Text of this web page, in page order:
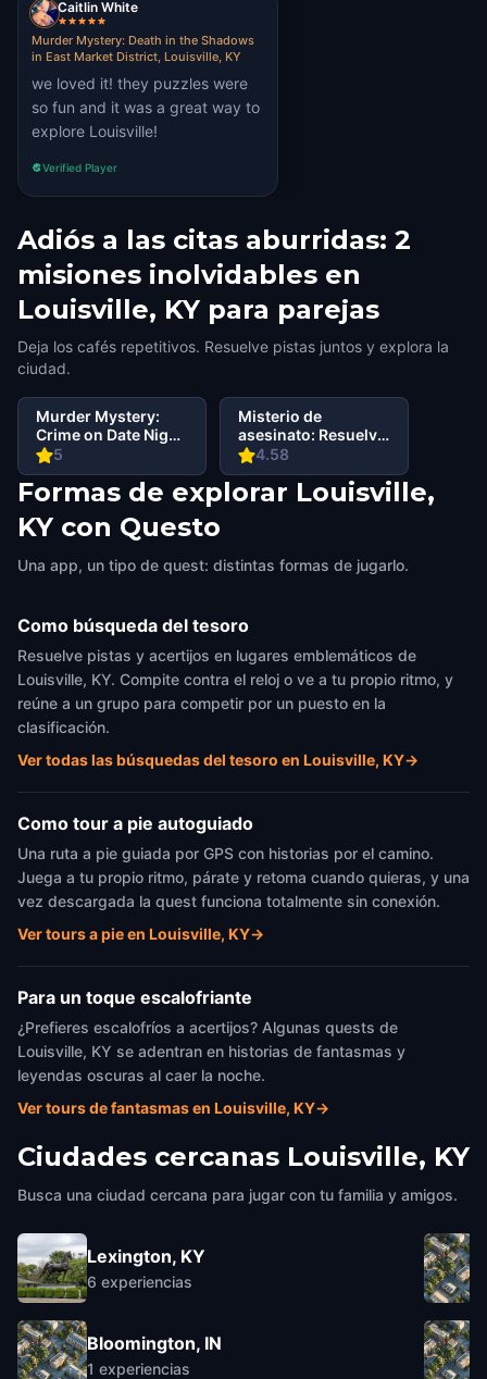
Caitlin White
Murder Mystery: Death in the Shadows
in East Market District, Louisville, KY
we loved it! they puzzles were
so fun and it was a great way to
explore Louisville!
Verified Player
Adiós a las citas aburridas: 2
misiones inolvidables en
Louisville, KY para parejas
Deja los cafés repetitivos. Resuelve pistas juntos y explora la
ciudad.
5
Murder Mystery:
Crime on Date Night
in Downtown,
Louisville, KY
4.58
Misterio de
asesinato: Resuelve
el caso en East
Market District
Louisville, KY
Formas de explorar Louisville,
KY con Questo
Una app, un tipo de quest: distintas formas de jugarlo.
Como búsqueda del tesoro
Resuelve pistas y acertijos en lugares emblemáticos de
Louisville, KY. Compite contra el reloj o ve a tu propio ritmo, y
reúne a un grupo para competir por un puesto en la
clasificación.
Ver todas las búsquedas del tesoro en Louisville, KY→
Como tour a pie autoguiado
Una ruta a pie guiada por GPS con historias por el camino.
Juega a tu propio ritmo, párate y retoma cuando quieras, y una
vez descargada la quest funciona totalmente sin conexión.
Ver tours a pie en Louisville, KY→
Para un toque escalofriante
¿Prefieres escalofríos a acertijos? Algunas quests de
Louisville, KY se adentran en historias de fantasmas y
leyendas oscuras al caer la noche.
Ver tours de fantasmas en Louisville, KY→
Ciudades cercanas Louisville, KY
Busca una ciudad cercana para jugar con tu familia y amigos.
Lexington, KY
6 experiencias
Bloomington, IN
1 experiencias